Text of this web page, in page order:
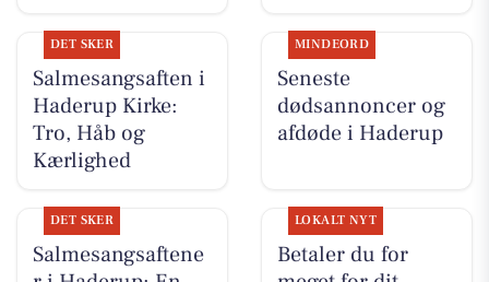
DET SKER
Salmesangsaften i
Haderup Kirke:
Tro, Håb og
Kærlighed
MINDEORD
Seneste
dødsannoncer og
afdøde i Haderup
DET SKER
Salmesangsaftene
LOKALT NYT
Betaler du for